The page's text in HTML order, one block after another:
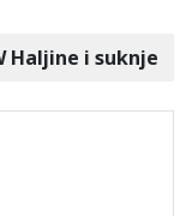
Haljine i suknje